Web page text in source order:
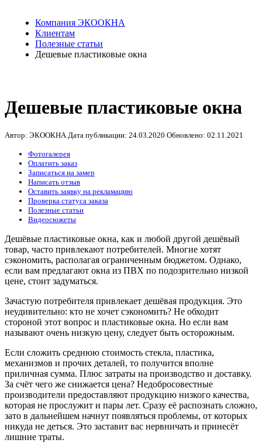
Компания ЭКООКНА
Клиентам
Полезные статьи
Дешевые пластиковые окна
Дешевые пластиковые окна
Автор: ЭКООКНА Дата публикации: 24.03.2020 Обновлено: 02.11.2021
Фотогалерея
Оплатить заказ
Записаться на замер
Написать отзыв
Оставить заявку на рекламацию
Проверка статуса заказа
Полезные статьи
Видеосюжеты
Дешёвые пластиковые окна, как и любой другой дешёвый
товар, часто привлекают потребителей. Многие хотят
сэкономить, располагая ограниченным бюджетом. Однако,
если вам предлагают окна из ПВХ по подозрительно низкой
цене, стоит задуматься.
Зачастую потребителя привлекает дешёвая продукция. Это
неудивительно: кто не хочет сэкономить? Не обходит
стороной этот вопрос и пластиковые окна. Но если вам
называют очень низкую цену, следует быть осторожным.
Если сложить среднюю стоимость стекла, пластика,
механизмов и прочих деталей, то получится вполне
приличная сумма. Плюс затраты на производство и доставку.
За счёт чего же снижается цена? Недобросовестные
производители предоставляют продукцию низкого качества,
которая не прослужит и пары лет. Сразу её распознать сложно,
зато в дальнейшем начнут появляться проблемы, от которых
никуда не деться. Это заставит вас нервничать и принесёт
лишние траты.